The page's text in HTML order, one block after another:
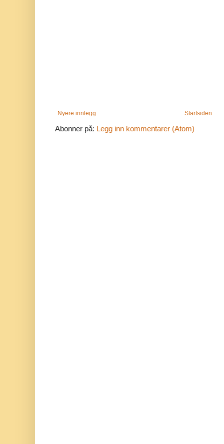
Nyere innlegg Startsiden
Abonner på: Legg inn kommentarer (Atom)